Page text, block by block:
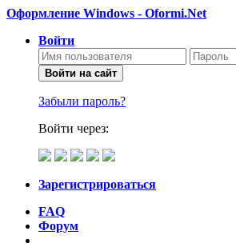
Оформление Windows - Oformi.Net
Войти
Войти на сайт
Забыли пароль?
Войти через:
Зарегистрироваться
FAQ
Форум